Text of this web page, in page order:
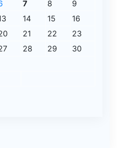
7 8
9
14 15
16
21 22
23
28 29
30